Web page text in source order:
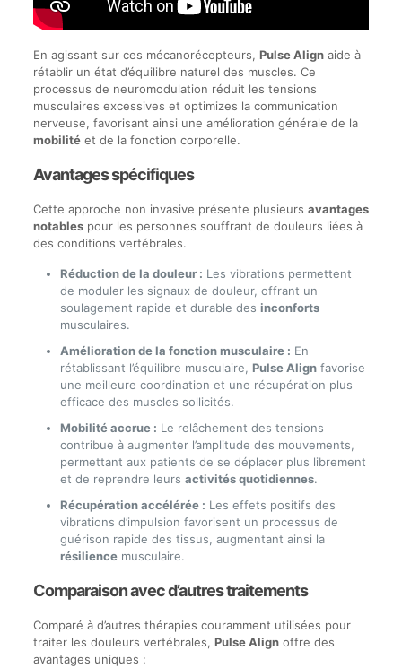
En agissant sur ces mécanorécepteurs, Pulse Alignaide à
rétablir un état d’équilibre naturel des muscles. Ce
processus de neuromodulation réduit les tensions
musculaires excessives et optimizes la communication
nerveuse, favorisant ainsi une amélioration générale de la
mobilitéet de la fonction corporelle.
Avantages spécifiques
Cette approche non invasive présente plusieurs avantages
notablespour les personnes souffrant de douleurs liées à
des conditions vertébrales.
Réduction de la douleur : Les vibrations permettent
de moduler les signaux de douleur, offrant un
soulagement rapide et durable des inconforts
musculaires.
Amélioration de la fonction musculaire : En
rétablissant l’équilibre musculaire, Pulse Alignfavorise
une meilleure coordination et une récupération plus
efficace des muscles sollicités.
Mobilité accrue : Le relâchement des tensions
contribue à augmenter l’amplitude des mouvements,
permettant aux patients de se déplacer plus librement
et de reprendre leurs activités quotidiennes.
Récupération accélérée : Les effets positifs des
vibrations d’impulsion favorisent un processus de
guérison rapide des tissus, augmentant ainsi la
résiliencemusculaire.
Comparaison avec d’autres traitements
Comparé à d’autres thérapies couramment utilisées pour
traiter les douleurs vertébrales, Pulse Alignoffre des
avantages uniques :